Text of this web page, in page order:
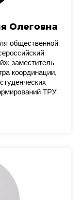
Олеговна
общественной
заместитель
координации,
ТРУ